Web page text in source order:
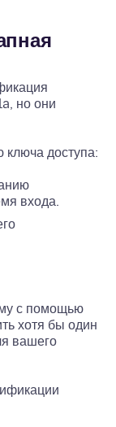
но они
ключа доступа:
входа.
с помощью
хотя бы один
вашего